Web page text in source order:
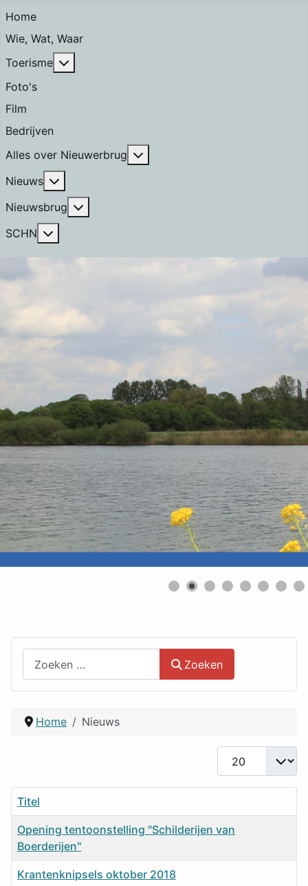
Home
Wie, Wat, Waar
Toerisme
Foto's
Film
Bedrijven
Alles over Nieuwerbrug
Nieuws
Nieuwsbrug
SCHN
Zoeken
Home Nieuws
Toon #
Titel
Opening tentoonstelling "Schilderijen van
Boerderijen"
Krantenknipsels oktober 2018